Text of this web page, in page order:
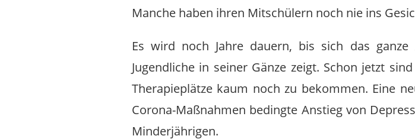
Manche haben ihren Mitschülern noch nie ins
Es wird noch Jahre dauern, bis sich das
Jugendliche in seiner Gänze zeigt. Schon jetzt
Therapieplätze kaum noch zu bekommen. Eine
Corona-Maßnahmen bedingte Anstieg von
Minderjährigen.